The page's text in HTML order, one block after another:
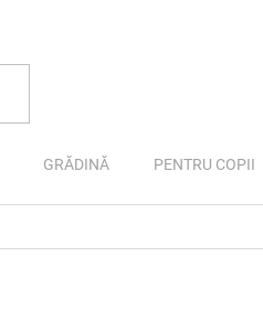
GRĂDINĂ PENTRU COPII